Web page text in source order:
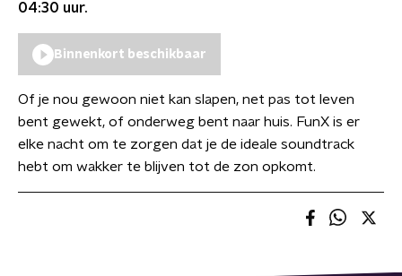
04:30 uur.
Binnenkort beschikbaar
Of je nou gewoon niet kan slapen, net pas tot leven
bent gewekt, of onderweg bent naar huis. FunX is er
elke nacht om te zorgen dat je de ideale soundtrack
hebt om wakker te blijven tot de zon opkomt.